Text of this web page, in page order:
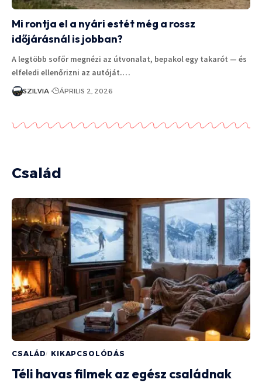
Mi rontja el a nyári estét még a rossz
időjárásnál is jobban?
A legtöbb sofőr megnézi az útvonalat, bepakol egy takarót — és
elfeledi ellenőrizni az autóját.…
SZILVIA ÁPRILIS 2, 2026
Család
CSALÁD KIKAPCSOLÓDÁS
Téli havas filmek az egész családnak